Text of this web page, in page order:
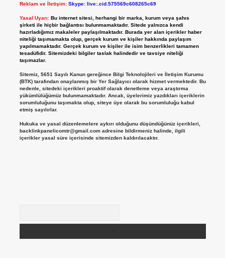
Reklam ve İletişim: Skype: live:.cid.575569c608265c69
Yasal Uyarı: Bu internet sitesi, herhangi bir marka, kurum veya şahıs
şirketi ile hiçbir bağlantısı bulunmamaktadır. Sitede yalnızca kendi
hazırladığımız makaleler paylaşılmaktadır. Burada yer alan içerikler haber
niteliği taşımamakta olup, gerçek kurum ve kişiler hakkında paylaşım
yapılmamaktadır. Gerçek kurum ve kişiler ile isim benzerlikleri tamamen
tesadüfidir. Sitemizdeki bilgiler taslak halindedir ve tavsiye niteliği
taşımazlar.
Sitemiz, 5651 Sayılı Kanun gereğince Bilgi Teknolojileri ve İletişim Kurumu
(BTK) tarafından onaylanmış bir Yer Sağlayıcı olarak hizmet vermektedir. Bu
nedenle, sitedeki içerikleri proaktif olarak denetleme veya araştırma
yükümlülüğümüz bulunmamaktadır. Ancak, üyelerimiz yazdıkları içeriklerin
sorumluluğunu taşımakta olup, siteye üye olarak bu sorumluluğu kabul
etmiş sayılırlar.
Hukuka ve yasal düzenlemelere aykırı olduğunu düşündüğünüz içerikleri,
backlinkpanelicomtr@gmail.comadresine bildirmeniz halinde, ilgili
içerikler yasal süre içerisinde sitemizden kaldırılacaktır.